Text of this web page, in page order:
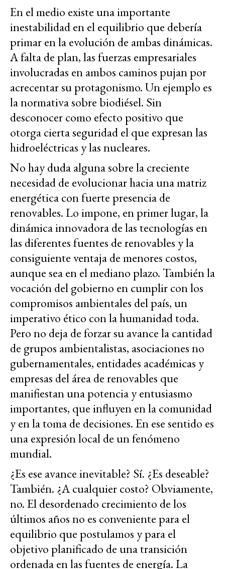
En el medio existe una importante
inestabilidad en el equilibrio que debería
primar en la evolución de ambas dinámicas.
A falta de plan, las fuerzas empresariales
involucradas en ambos caminos pujan por
acrecentar su protagonismo. Un ejemplo es
la normativa sobre biodiésel. Sin
desconocer como efecto positivo que
otorga cierta seguridad el que expresan las
hidroeléctricas y las nucleares.
No hay duda alguna sobre la creciente
necesidad de evolucionar hacia una matriz
energética con fuerte presencia de
renovables. Lo impone, en primer lugar, la
dinámica innovadora de las tecnologías en
las diferentes fuentes de renovables y la
consiguiente ventaja de menores costos,
aunque sea en el mediano plazo. También la
vocación del gobierno en cumplir con los
compromisos ambientales del país, un
imperativo ético con la humanidad toda.
Pero no deja de forzar su avance la cantidad
de grupos ambientalistas, asociaciones no
gubernamentales, entidades académicas y
empresas del área de renovables que
manifiestan una potencia y entusiasmo
importantes, que influyen en la comunidad
y en la toma de decisiones. En ese sentido es
una expresión local de un fenómeno
mundial.
¿Es ese avance inevitable? Sí. ¿Es deseable?
También. ¿A cualquier costo? Obviamente,
no. El desordenado crecimiento de los
últimos años no es conveniente para el
equilibrio que postulamos y para el
objetivo planificado de una transición
ordenada en las fuentes de energía. La